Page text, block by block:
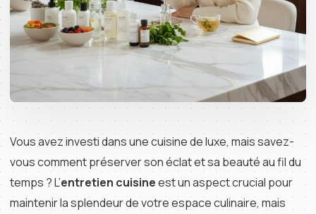
Vous avez investi dans une cuisine de luxe, mais savez-
vous comment préserver son éclat et sa beauté au fil du
temps ? L’entretien cuisineest un aspect crucial pour
maintenir la splendeur de votre espace culinaire, mais